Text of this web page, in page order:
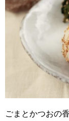
ごまとかつおの